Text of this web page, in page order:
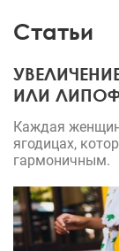
Статьи
ИЛИ
Каждая
ягодицах,
гармоничным.